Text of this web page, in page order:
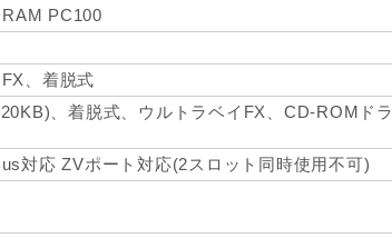
PC100
、着脱式
、着脱式、ウルトラベイFX、CD-ROMドラ
対応 ZVポート対応(2スロット同時使用不可)